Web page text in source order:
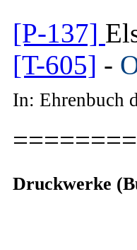
[P-137]
[T-605] -
In: Ehrenbuch
Druckwerke